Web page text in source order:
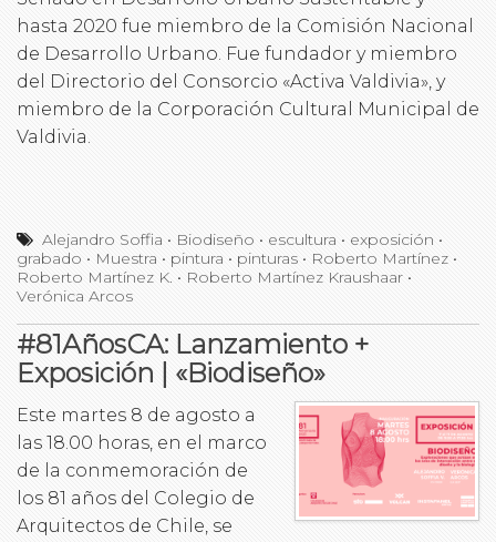
hasta 2020 fue miembro de la Comisión Nacional
de Desarrollo Urbano. Fue fundador y miembro
del Directorio del Consorcio «Activa Valdivia», y
miembro de la Corporación Cultural Municipal de
Valdivia.
Alejandro Soffia • Biodiseño • escultura • exposición •
grabado • Muestra • pintura • pinturas • Roberto Martínez •
Roberto Martínez K. • Roberto Martínez Kraushaar •
Verónica Arcos
#81AñosCA: Lanzamiento +
Exposición | «Biodiseño»
Este martes 8 de agosto a
las 18.00 horas, en el marco
de la conmemoración de
los 81 años del Colegio de
Arquitectos de Chile, se